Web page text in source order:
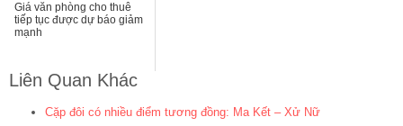
Giá văn phòng cho thuê
tiếp tục được dự báo giảm
mạnh
Liên Quan Khác
Cặp đôi có nhiều điểm tương đồng: Ma Kết – Xử Nữ